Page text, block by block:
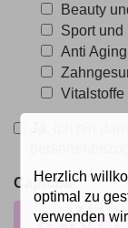
Beauty
Sport und
Anti
Vitalstoffe
Captcha*
Herzlich
optimal zu
verwenden